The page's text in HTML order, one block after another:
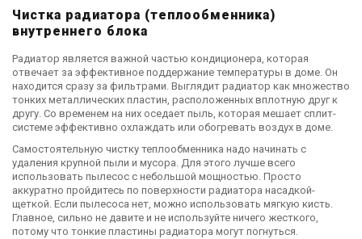
Чистка радиатора (теплообменника)
внутреннего блока
Радиатор является важной частью кондиционера, которая
отвечает за эффективное поддержание температуры в доме. Он
находится сразу за фильтрами. Выглядит радиатор как множество
тонких металлических пластин, расположенных вплотную друг к
другу. Со временем на них оседает пыль, которая мешает сплит-
системе эффективно охлаждать или обогревать воздух в доме.
Самостоятельную чистку теплообменника надо начинать с
удаления крупной пыли и мусора. Для этого лучше всего
использовать пылесос с небольшой мощностью. Просто
аккуратно пройдитесь по поверхности радиатора насадкой-
щеткой. Если пылесоса нет, можно использовать мягкую кисть.
Главное, сильно не давите и не используйте ничего жесткого,
потому что тонкие пластины радиатора могут погнуться.